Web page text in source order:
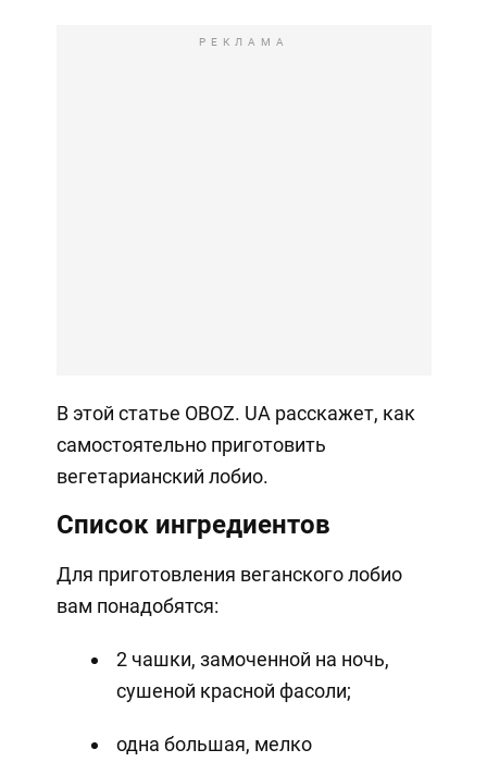
РЕКЛАМА
В этой статье OBOZ. UA расскажет, как
самостоятельно приготовить
вегетарианский лобио.
Список ингредиентов
Для приготовления веганского лобио
вам понадобятся:
2 чашки, замоченной на ночь,
сушеной красной фасоли;
одна большая, мелко